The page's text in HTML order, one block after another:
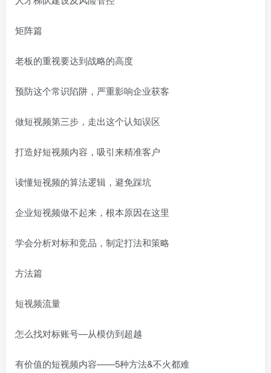
矩阵篇
老板的重视要达到战略的高度
预防这个常识陷阱，严重影响企业获客
做短视频第三步，走出这个认知误区
打造好短视频内容，吸引来精准客户
读懂短视频的算法逻辑，避免踩坑
企业短视频做不起来，根本原因在这里
学会分析对标和竞品，制定打法和策略
方法篇
短视频流量
怎么找对标账号—从模仿到超越
有价值的短视频内容——5种方法&不火都难